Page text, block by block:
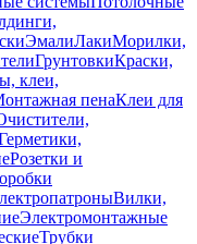
ЭмалиЛакиМорилки,
ГрунтовкиКраски,
клеи,
пенаКлеи для
Розетки и
Вилки,
Электромонтажные
Трубки